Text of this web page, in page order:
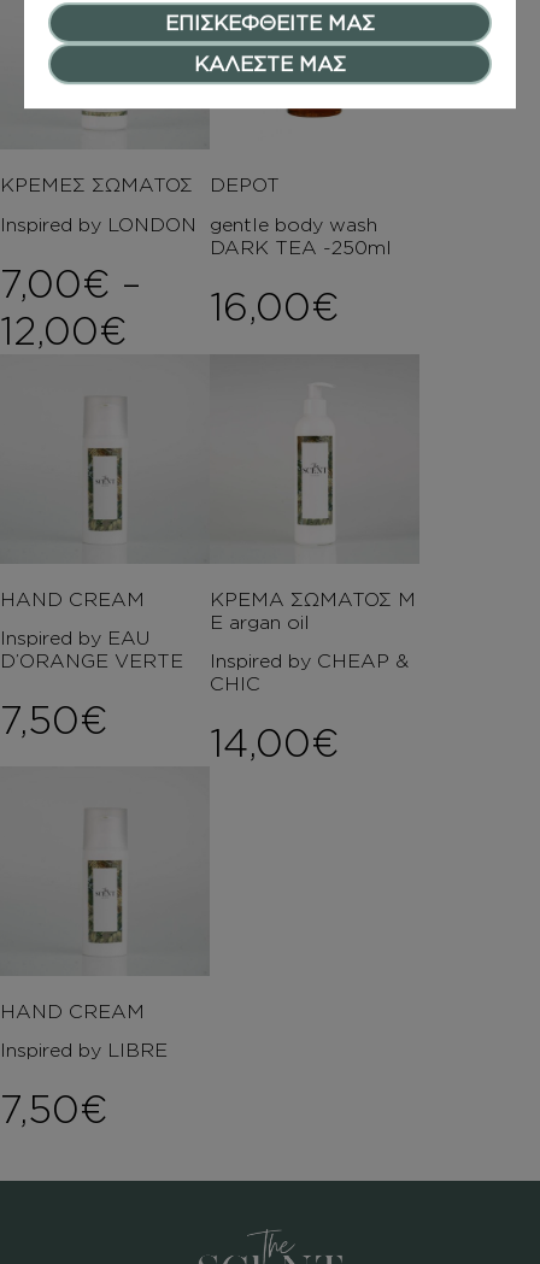
ΚΡΕΜΕΣ ΣΩΜΑΤΟΣ
Inspired by LONDON
7,00€ –
12,00€ Price range: 7,00€
DEPOT
gentle body wash
DARK TEA -250ml
16,00€
HAND CREAM
Inspired by EAU
D’ORANGE VERTE
7,50€
ΚΡΕΜΑ ΣΩΜΑΤΟΣ Μ
Ε argan oil
Inspired by CHEAP &
CHIC
14,00€
HAND CREAM
Inspired by LIBRE
7,50€
ΕΠΙΣΚΕΦΘΕΙΤΕ ΜΑΣ
ΚΑΛΕΣΤΕ ΜΑΣ